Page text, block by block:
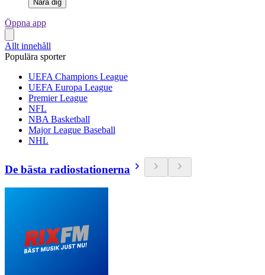
Nära dig
Öppna app
Allt innehåll
Populära sporter
UEFA Champions League
UEFA Europa League
Premier League
NFL
NBA Basketball
Major League Baseball
NHL
De bästa radiostationerna